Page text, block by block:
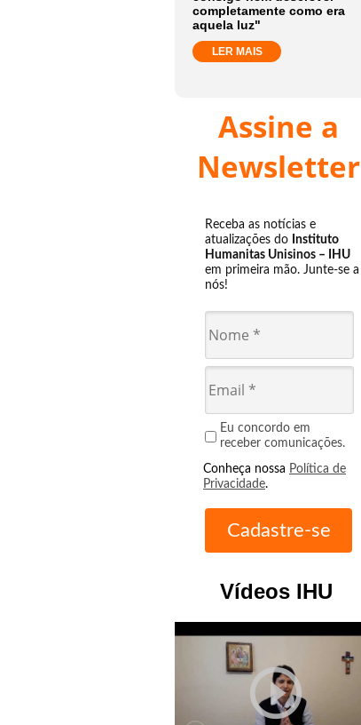
completamente como era
aquela luz"
LER MAIS
Assine a
Newsletter
Receba as notícias e
atualizações do Instituto
Humanitas Unisinos – IHU
em primeira mão. Junte-se a
nós!
Eu concordo em
receber comunicações.
Conheça nossa Política de
Privacidade.
Vídeos IHU
play_circle_outline